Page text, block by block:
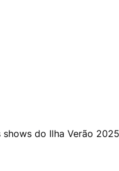
shows do Ilha Verão 2025